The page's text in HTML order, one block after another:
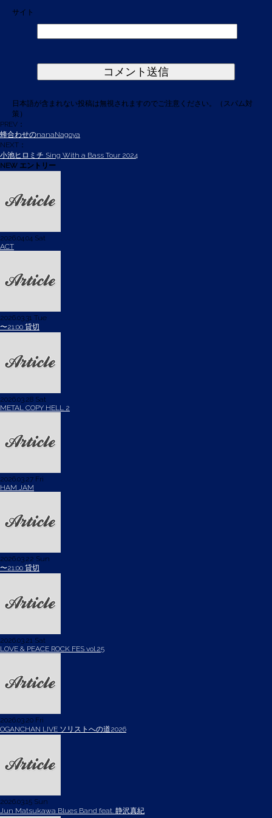
サイト
日本語が含まれない投稿は無視されますのでご注意ください。（スパム対
策）
PREV：
蜂合わせのnanaNagoya
NEXT：
小池ヒロミチ Sing With a Bass Tour 2024
NEW エントリー
2026.04.04 Sat
ACT
2026.03.31 Tue
〜21:00 貸切
2026.03.28 Sat
METAL COPY HELL 2
2026.03.27 Fri
HAM JAM
2026.03.22 Sun
〜21:00 貸切
2026.03.21 Sat
LOVE & PEACE ROCK FES vol.25
2026.03.20 Fri
OGANCHAN LIVE ソリストへの道2026
2026.03.15 Sun
Jun Matsukawa Blues Band feat. 静沢真紀